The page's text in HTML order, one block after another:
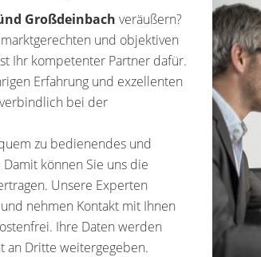
Großdeinbach veräußern?
und objektiven
Ihr kompetenter Partner dafür.
Erfahrung und exzellenten
bei der
zu bedienendes und
können Sie uns die
Unsere Experten
nehmen Kontakt mit Ihnen
Ihre Daten werden
an Dritte weitergegeben.